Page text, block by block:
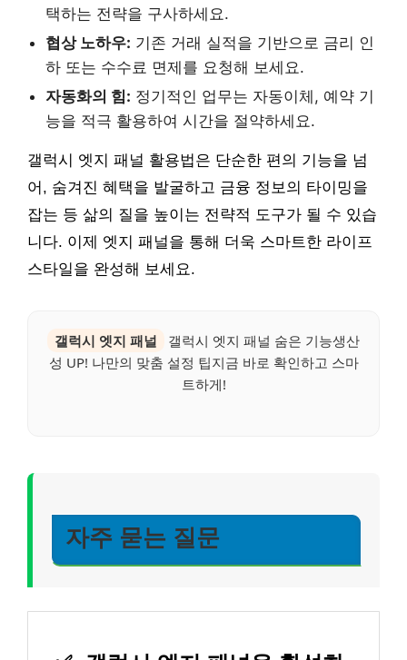
택하는 전략을 구사하세요.
협상 노하우: 기존 거래 실적을 기반으로 금리 인
하 또는 수수료 면제를 요청해 보세요.
자동화의 힘: 정기적인 업무는 자동이체, 예약 기
능을 적극 활용하여 시간을 절약하세요.
갤럭시 엣지 패널 활용법은 단순한 편의 기능을 넘
어, 숨겨진 혜택을 발굴하고 금융 정보의 타이밍을
잡는 등 삶의 질을 높이는 전략적 도구가 될 수 있습
니다. 이제 엣지 패널을 통해 더욱 스마트한 라이프
스타일을 완성해 보세요.
갤럭시 엣지 패널
갤럭시 엣지 패널 숨은 기능생산
성 UP! 나만의 맞춤 설정 팁지금 바로 확인하고 스마
트하게!
자주 묻는 질문